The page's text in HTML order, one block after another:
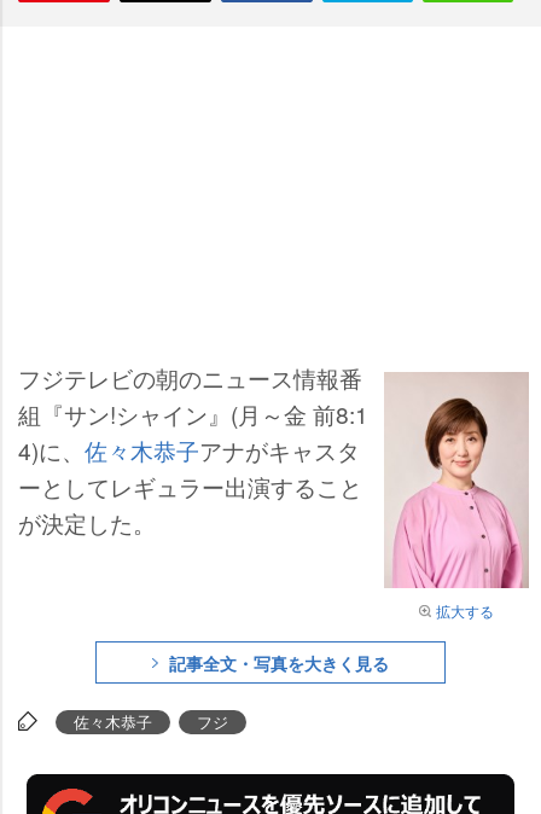
拡大する
フジテレビの朝のニュース情報番
組『サン!シャイン』(月～金 前8:1
4)に、 佐々木恭子アナがキャスタ
ーとしてレギュラー出演すること
が決定した。
記事全文・写真を大きく見る
佐々木恭子 フジ